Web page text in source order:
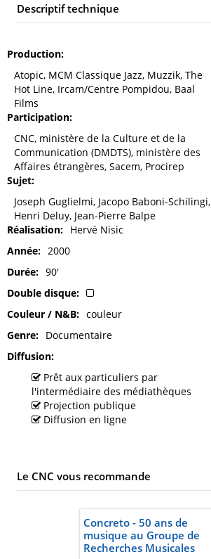
Descriptif technique
Production
Atopic, MCM Classique Jazz, Muzzik, The
Hot Line, Ircam/Centre Pompidou, Baal
Films
Participation
CNC, ministère de la Culture et de la
Communication (DMDTS), ministère des
Affaires étrangères, Sacem, Procirep
Sujet
Joseph Guglielmi, Jacopo Baboni-Schilingi,
Henri Deluy, Jean-Pierre Balpe
Réalisation
Hervé Nisic
Année
2000
Durée
90'
Double disque
Couleur / N&B
couleur
Genre
Documentaire
Diffusion
Prêt aux particuliers par
l'intermédiaire des médiathèques
Projection publique
Diffusion en ligne
Le CNC vous recommande
Concreto - 50 ans de
musique au Groupe de
Recherches Musicales